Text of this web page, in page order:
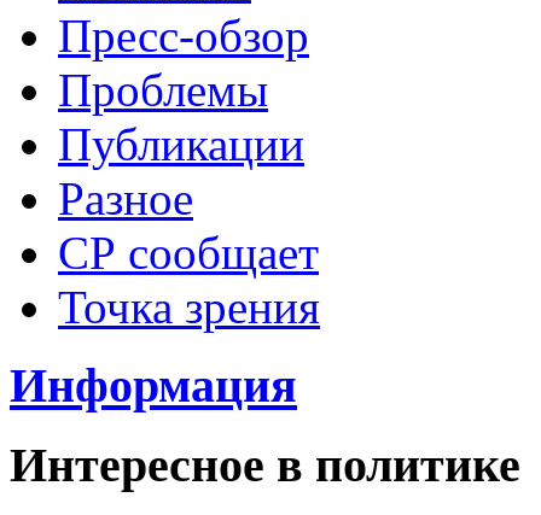
Пресс-обзор
Проблемы
Публикации
Разное
СР сообщает
Точка зрения
Информация
Интересное в политике